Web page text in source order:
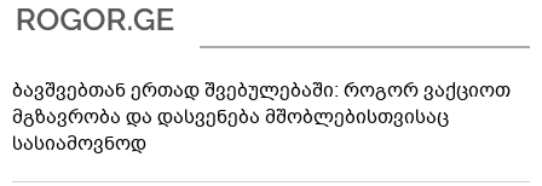
ბავშვებთან ერთად შვებულებაში: როგორ ვაქციოთ
მგზავრობა და დასვენება მშობლებისთვისაც
სასიამოვნოდ